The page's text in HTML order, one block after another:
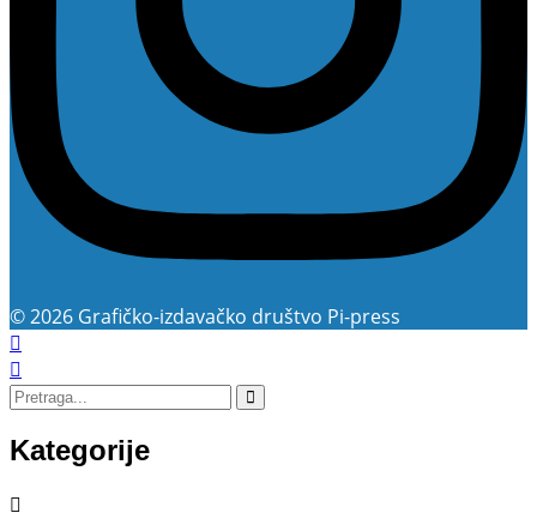
© 2026 Grafičko-izdavačko društvo Pi-press
Kategorije